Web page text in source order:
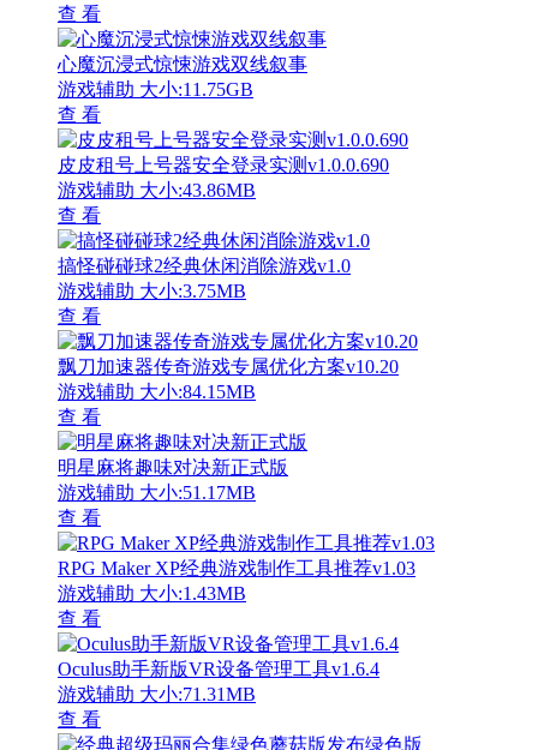
查 看
心魔沉浸式惊悚游戏双线叙事
游戏辅助 大小:11.75GB
查 看
皮皮租号上号器安全登录实测v1.0.0.690
游戏辅助 大小:43.86MB
查 看
搞怪碰碰球2经典休闲消除游戏v1.0
游戏辅助 大小:3.75MB
查 看
飘刀加速器传奇游戏专属优化方案v10.20
游戏辅助 大小:84.15MB
查 看
明星麻将趣味对决新正式版
游戏辅助 大小:51.17MB
查 看
RPG Maker XP经典游戏制作工具推荐v1.03
游戏辅助 大小:1.43MB
查 看
Oculus助手新版VR设备管理工具v1.6.4
游戏辅助 大小:71.31MB
查 看